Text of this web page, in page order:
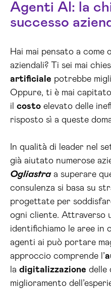
Agenti AI: la
successo
Hai mai pensato a
aziendali? Ti sei mai
artificiale potrebbe
Oppure, ti è mai
il costo elevato delle
risposto sì a queste
In qualità di leader nel
già aiutato numerose
Ogliastraa superare
consulenza si basa su
progettate per
ogni cliente. Attraverso
identifichiamo le aree in
agenti ai può portare
approccio comprende l’
la digitalizzazione delle
miglioramento